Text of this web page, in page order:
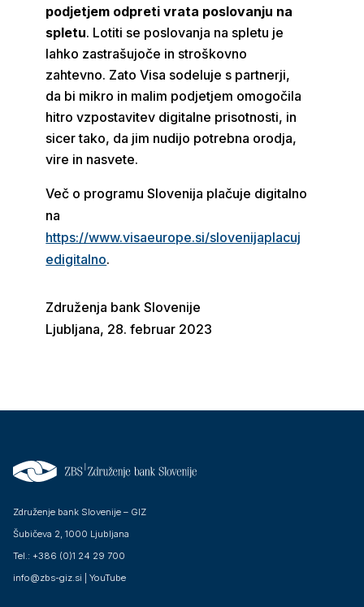
podjetjem odpreti vrata poslovanju na
spletu. Lotiti se poslovanja na spletu je
lahko zastrašujoče in stroškovno
zahtevno. Zato Visa sodeluje s partnerji,
da bi mikro in malim podjetjem omogočila
hitro vzpostavitev digitalne prisotnosti, in
sicer tako, da jim nudijo potrebna orodja,
vire in nasvete.
Več o programu Slovenija plačuje digitalno
na
https://www.visaeurope.si/slovenijaplacuj
edigitalno.
Združenja bank Slovenije
Ljubljana, 28. februar 2023
Združenje bank Slovenije – GIZ
Šubičeva 2, 1000 Ljubljana
Tel.: +386 (0)1 24 29 700
info@zbs-giz.si
YouTube